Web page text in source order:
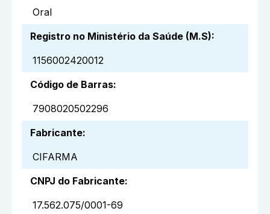
Oral
Registro no Ministério da Saúde (M.S):
1156002420012
Código de Barras:
7908020502296
Fabricante:
CIFARMA
CNPJ do Fabricante:
17.562.075/0001-69